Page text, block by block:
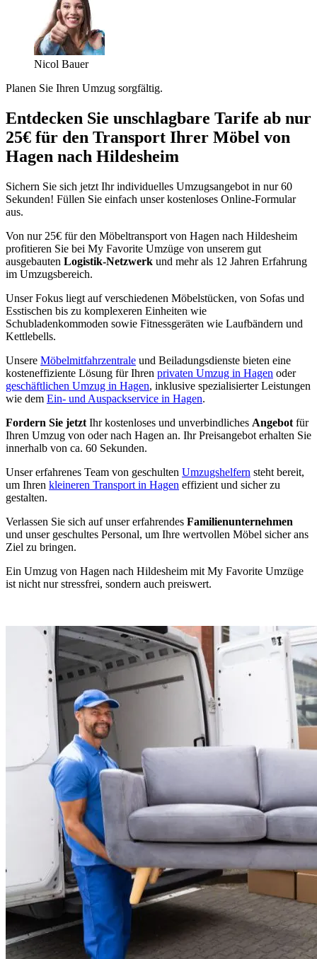
Nicol Bauer
Planen Sie Ihren Umzug sorgfältig.
Entdecken Sie unschlagbare Tarife ab nur
25€ für den Transport Ihrer Möbel von
Hagen nach Hildesheim
Sichern Sie sich jetzt Ihr individuelles Umzugsangebot in nur 60
Sekunden! Füllen Sie einfach unser kostenloses Online-Formular
aus.
Von nur 25€ für den Möbeltransport von Hagen nach Hildesheim
profitieren Sie bei My Favorite Umzüge von unserem gut
ausgebauten Logistik-Netzwerk und mehr als 12 Jahren Erfahrung
im Umzugsbereich.
Unser Fokus liegt auf verschiedenen Möbelstücken, von Sofas und
Esstischen bis zu komplexeren Einheiten wie
Schubladenkommoden sowie Fitnessgeräten wie Laufbändern und
Kettlebells.
Unsere Möbelmitfahrzentrale und Beiladungsdienste bieten eine
kosteneffiziente Lösung für Ihren privaten Umzug in Hagen oder
geschäftlichen Umzug in Hagen, inklusive spezialisierter Leistungen
wie dem Ein- und Auspackservice in Hagen.
Fordern Sie jetzt Ihr kostenloses und unverbindliches Angebot für
Ihren Umzug von oder nach Hagen an. Ihr Preisangebot erhalten Sie
innerhalb von ca. 60 Sekunden.
Unser erfahrenes Team von geschulten Umzugshelfern steht bereit,
um Ihren kleineren Transport in Hagen effizient und sicher zu
gestalten.
Verlassen Sie sich auf unser erfahrendes Familienunternehmen
und unser geschultes Personal, um Ihre wertvollen Möbel sicher ans
Ziel zu bringen.
Ein Umzug von Hagen nach Hildesheim mit My Favorite Umzüge
ist nicht nur stressfrei, sondern auch preiswert.